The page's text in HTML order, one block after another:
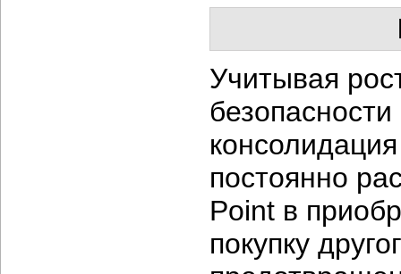
Учитывая
постоянно
Point в
покупку